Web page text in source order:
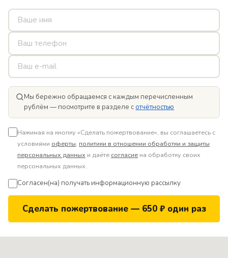
Мы бережно обращаемся с каждым перечисленным
рублём — посмотрите в разделе с отчётностью
Нажимая на кнопку «Сделать пожертвование», вы соглашаетесь с
условиями оферты, политики в отношении обработки и защиты
персональных данных и даёте согласие на обработку своих
персональных данных.
Согласен(на) получать информационную рассылку
Сделать пожертвование — 650 ₽ один раз